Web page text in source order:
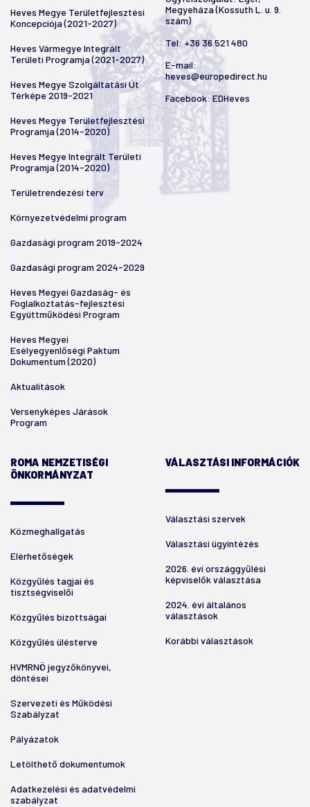
Heves Megye Területfejlesztési
Koncepciója (2021-2027)
Heves Vármegye Integrált
Területi Programja (2021-2027)
Heves Megye Szolgáltatási Út
Térképe 2019-2021
Heves Megye Területfejlesztési
Programja (2014-2020)
Heves Megye Integrált Területi
Programja (2014-2020)
Területrendezési terv
Környezetvédelmi program
Gazdasági program 2019-2024
Gazdasági program 2024-2029
Heves Megyei Gazdaság- és
Foglalkoztatás-fejlesztési
Együttműködési Program
Heves Megyei
Esélyegyenlőségi Paktum
Dokumentum (2020)
Aktualitások
Versenyképes Járások
Program
Megyeháza (Kossuth L. u. 9.
szám)
Tel:+36 36 521 480
E-mail:
heves@europedirect.hu
Facebook: EDHeves
ROMA NEMZETISÉGI
ÖNKORMÁNYZAT
Közmeghallgatás
Elérhetőségek
Közgyűlés tagjai és
tisztségviselői
Közgyűlés bizottságai
Közgyűlés ülésterve
HVMRNÖ jegyzőkönyvei,
döntései
Szervezeti és Működési
Szabályzat
Pályázatok
Letölthető dokumentumok
Adatkezelési és adatvédelmi
szabályzat
VÁLASZTÁSI INFORMÁCIÓK
Választási szervek
Választási ügyintézés
2026. évi országgyűlési
képviselők választása
2024. évi általános
választások
Korábbi választások